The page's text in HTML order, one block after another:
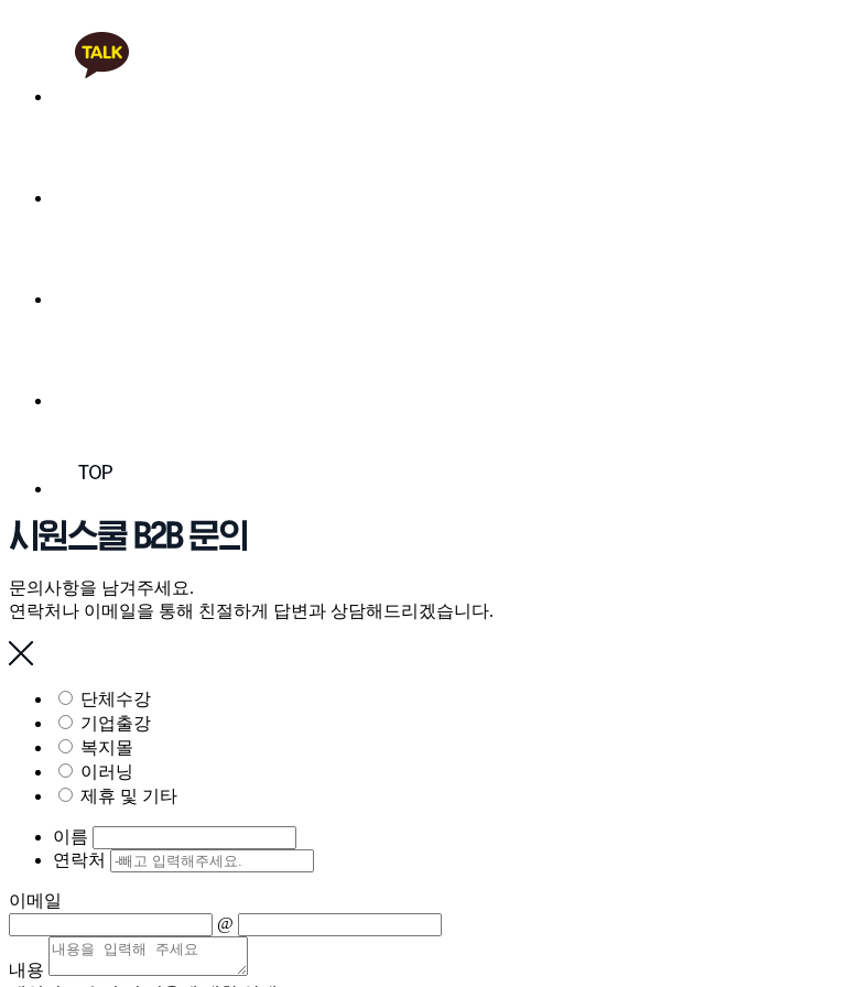
문의사항을 남겨주세요.
연락처나 이메일을 통해 친절하게 답변과 상담해드리겠습니다.
단체수강
기업출강
복지몰
이러닝
제휴 및 기타
이름
연락처
이메일
@
내용